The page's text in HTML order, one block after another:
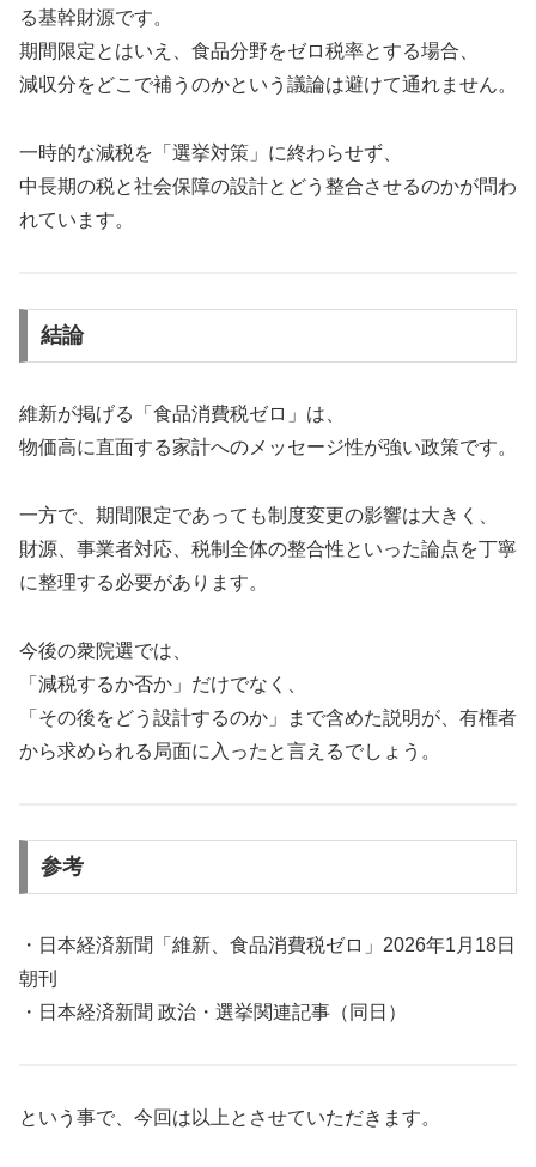
る基幹財源です。
期間限定とはいえ、食品分野をゼロ税率とする場合、
減収分をどこで補うのかという議論は避けて通れません。
一時的な減税を「選挙対策」に終わらせず、
中長期の税と社会保障の設計とどう整合させるのかが問わ
れています。
結論
維新が掲げる「食品消費税ゼロ」は、
物価高に直面する家計へのメッセージ性が強い政策です。
一方で、期間限定であっても制度変更の影響は大きく、
財源、事業者対応、税制全体の整合性といった論点を丁寧
に整理する必要があります。
今後の衆院選では、
「減税するか否か」だけでなく、
「その後をどう設計するのか」まで含めた説明が、有権者
から求められる局面に入ったと言えるでしょう。
参考
・日本経済新聞「維新、食品消費税ゼロ」2026年1月18日
朝刊
・日本経済新聞 政治・選挙関連記事（同日）
という事で、今回は以上とさせていただきます。